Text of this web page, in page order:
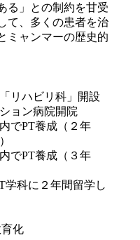
る」との制約を甘受
て、多くの患者を治
ミャンマーの歴史的
リハビリ科」開設
ョン病院開院
でPT養成（２年
でPT養成（３年
科に２年間留学し
化